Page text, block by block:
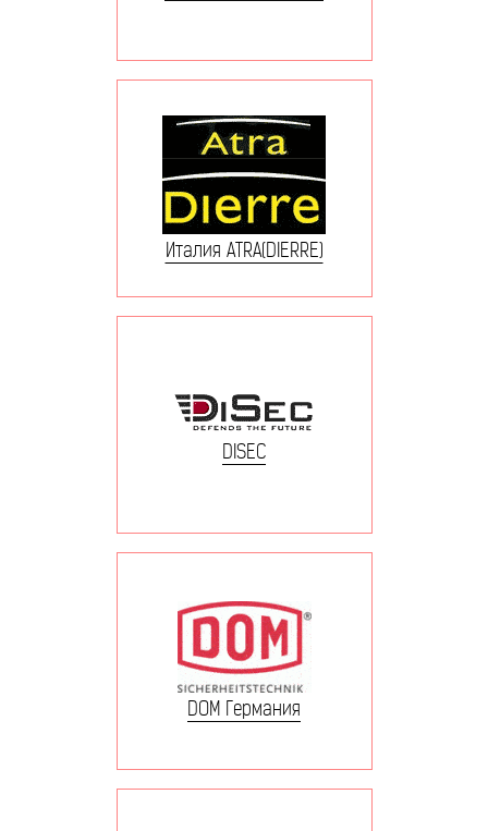
Италия ATRA(DIERRE)
DISEC
DOM Германия